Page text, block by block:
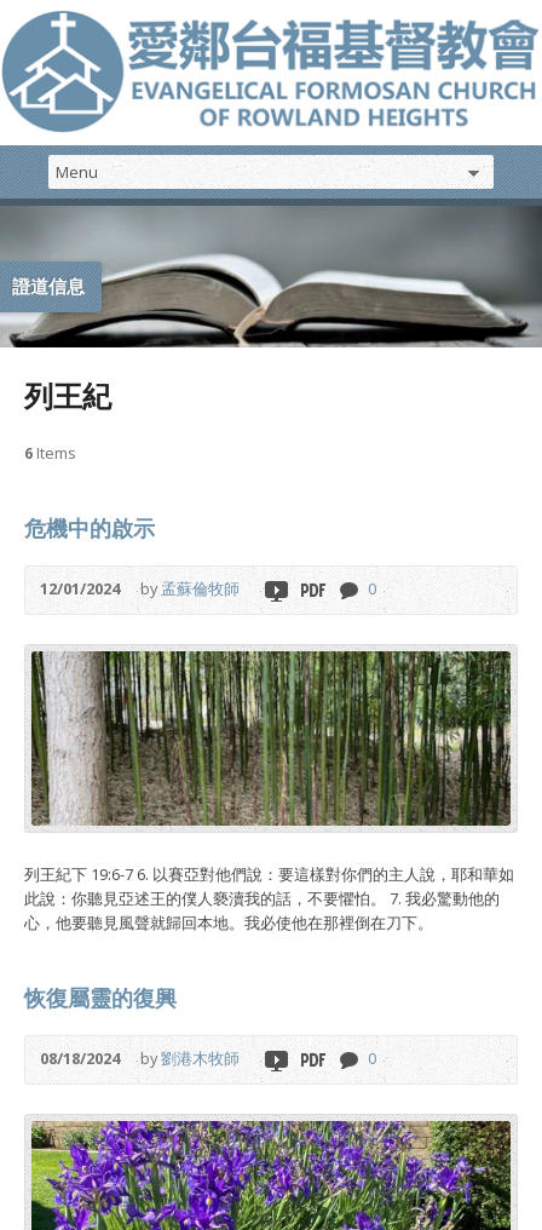
證道信息
列王紀
6 Items
危機中的啟示
12/01/2024 by孟蘇倫牧師 0
列王紀下 19:6-7 6. 以賽亞對他們說：要這樣對你們的主人說，耶和華如
此說：你聽見亞述王的僕人褻瀆我的話，不要懼怕。 7. 我必驚動他的
心，他要聽見風聲就歸回本地。我必使他在那裡倒在刀下。
恢復屬靈的復興
08/18/2024 by劉港木牧師 0